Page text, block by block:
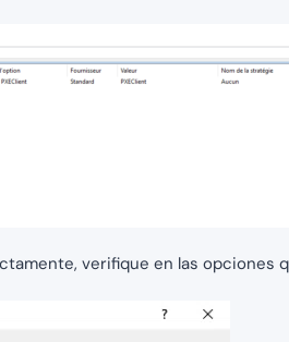
verifique en las opciones